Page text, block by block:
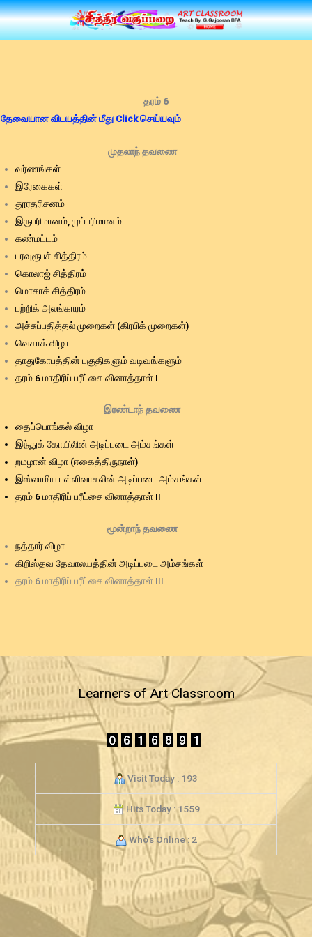
Skip
to
content
தரம் 6
தேவையான விடயத்தின் மீது Click செய்யவும்
முதலாந் தவணை
வர்ணங்கள்
இரேகைகள்
தூரதரிசனம்
இருபரிமானம், முப்பரிமானம்
கண்மட்டம்
பரவுரூபச் சித்திரம்
கொலாஜ் சித்திரம்
மொசாக் சித்திரம்
பற்றிக் அலங்காரம்
அச்சுப்பதித்தல் முறைகள் (கிரபிக் முறைகள்)
வெசாக் விழா
தாதுகோபத்தின் பகுதிகளும் வடிவங்களும்
தரம் 6 மாதிரிப் பரீட்சை வினாத்தாள் I
இரண்டாந் தவணை
தைப்பொங்கல் விழா
இந்துக் கோயிலின் அடிப்படை அம்சங்கள்
றமழான் விழா (ஈகைத்திருநாள்)
இஸ்லாமிய பள்ளிவாசலின் அடிப்படை அம்சங்கள்
தரம் 6 மாதிரிப் பரீட்சை வினாத்தாள் II
மூன்றாந் தவணை
நத்தார் விழா
கிறிஸ்தவ தேவாலயத்தின் அடிப்படை அம்சங்கள்
தரம் 6 மாதிரிப் பரீட்சை வினாத்தாள் III
Learners of Art Classroom
Visit Today : 193
Hits Today : 1559
Who's Online : 2